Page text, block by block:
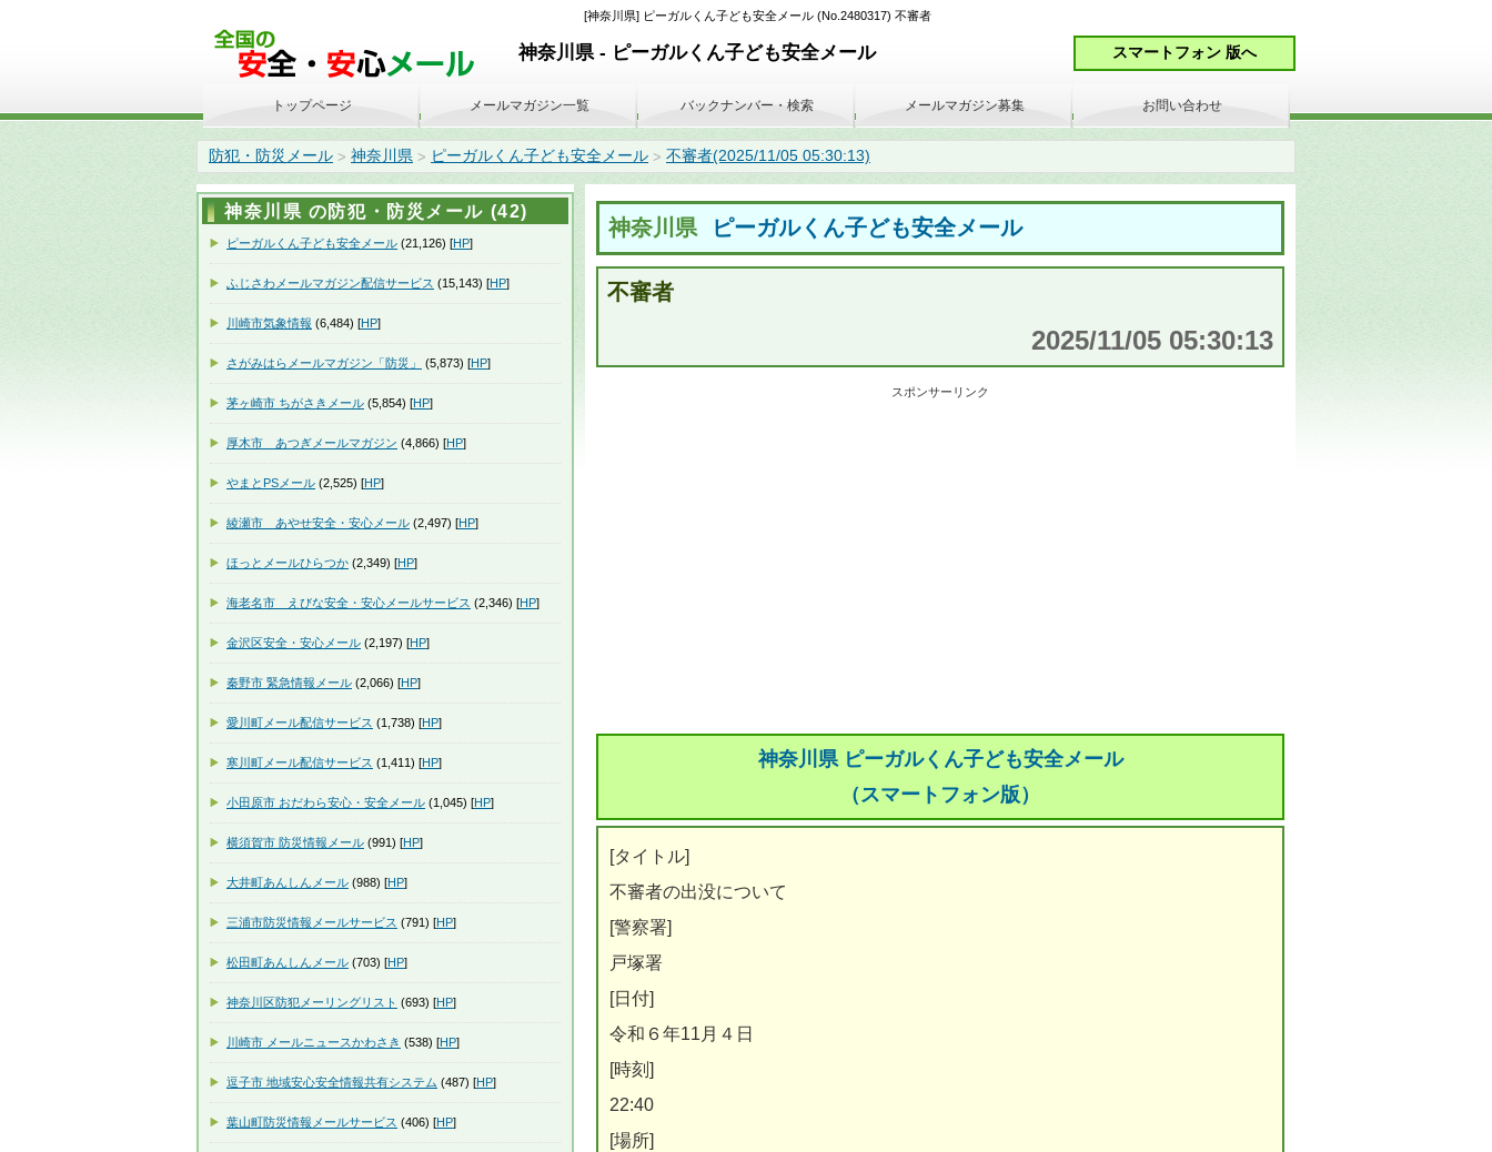
[神奈川県] ピーガルくん子ども安全メール (No.2480317) 不審者
神奈川県 - ピーガルくん子ども安全メール
防犯・防災メール > 神奈川県 > ピーガルくん子ども安全メール > 不審者(2025/11/05 05:30:13)
神奈川県 ピーガルくん子ども安全メール
不審者
2025/11/05 05:30:13
スポンサーリンク
神奈川県 ピーガルくん子ども安全メール
（スマートフォン版）
[タイトル]
不審者の出没について
[警察署]
戸塚署
[日付]
令和６年11月４日
[時刻]
22:40
[場所]
トップページ メールマガジン一覧 バックナンバー・検索 メールマガジン募集 お問い合わせ
神奈川県 の防犯・防災メール (42)
ピーガルくん子ども安全メール (21,126) [HP]
ふじさわメールマガジン配信サービス (15,143) [HP]
川崎市気象情報 (6,484) [HP]
さがみはらメールマガジン「防災」 (5,873) [HP]
茅ヶ崎市 ちがさきメール (5,854) [HP]
厚木市 あつぎメールマガジン (4,866) [HP]
やまとPSメール (2,525) [HP]
綾瀬市 あやせ安全・安心メール (2,497) [HP]
ほっとメールひらつか (2,349) [HP]
海老名市 えびな安全・安心メールサービス (2,346) [HP]
金沢区安全・安心メール (2,197) [HP]
秦野市 緊急情報メール (2,066) [HP]
愛川町メール配信サービス (1,738) [HP]
寒川町メール配信サービス (1,411) [HP]
小田原市 おだわら安心・安全メール (1,045) [HP]
横須賀市 防災情報メール (991) [HP]
大井町あんしんメール (988) [HP]
三浦市防災情報メールサービス (791) [HP]
松田町あんしんメール (703) [HP]
神奈川区防犯メーリングリスト (693) [HP]
川崎市 メールニュースかわさき (538) [HP]
逗子市 地域安心安全情報共有システム (487) [HP]
葉山町防災情報メールサービス (406) [HP]